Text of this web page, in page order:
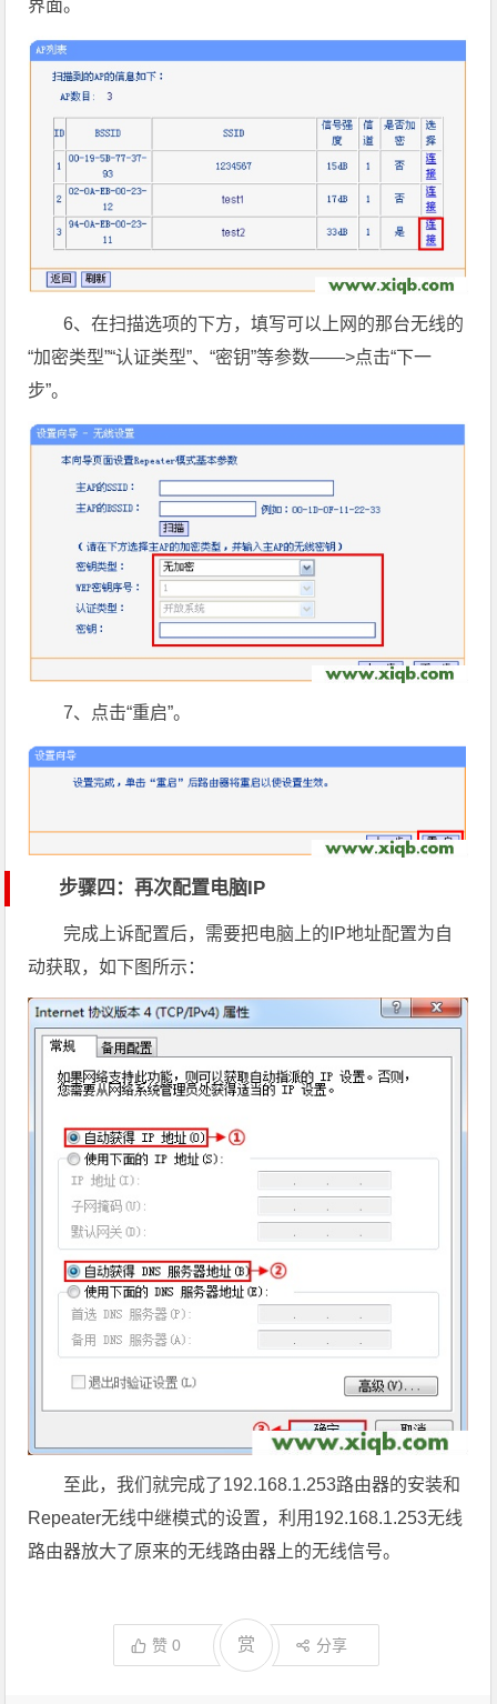
界面。
6、在扫描选项的下方，填写可以上网的那台无线的
“加密类型”“认证类型”、“密钥”等参数——>点击“下一
步”。
7、点击“重启”。
步骤四：再次配置电脑IP
完成上诉配置后，需要把电脑上的IP地址配置为自
动获取，如下图所示：
至此，我们就完成了192.168.1.253路由器的安装和
Repeater无线中继模式的设置，利用192.168.1.253无线
路由器放大了原来的无线路由器上的无线信号。
赞0 赏 分享